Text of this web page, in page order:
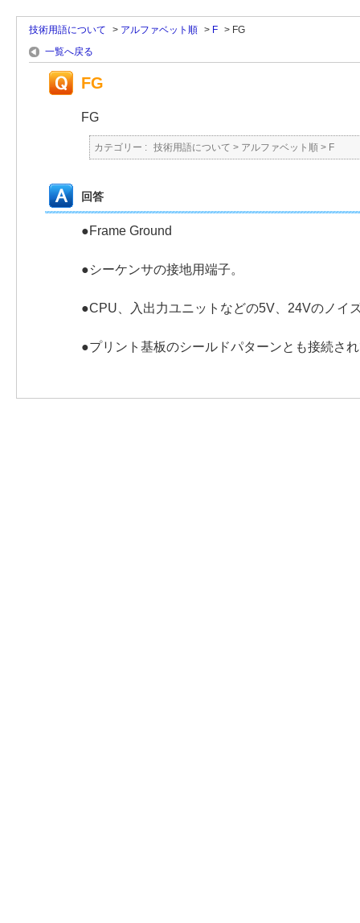
技術用語について > アルファベット順 > F > FG
一覧へ戻る
FG
FG
カテゴリー : 技術用語について > アルファベット順 > F
回答
●Frame Ground
●シーケンサの接地用端子。
●CPU、入出力ユニットなどの5V、24Vのノイ
●プリント基板のシールドパターンとも接続さ